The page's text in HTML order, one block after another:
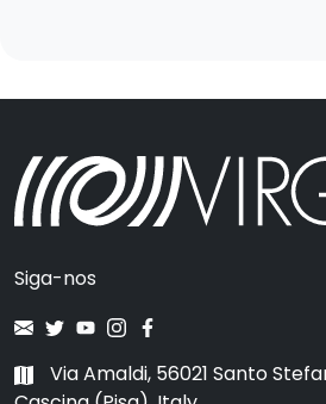
Siga-nos
Via Amaldi, 56021 Santo